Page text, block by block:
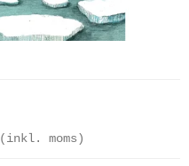
(inkl. moms)